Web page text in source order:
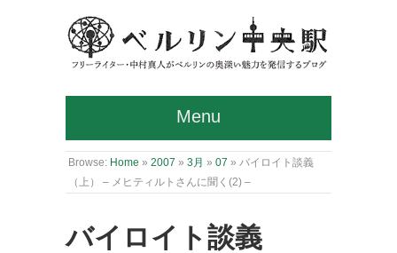
Menu
Browse: Home » 2007 » 3月 » 07 » バイロイト談義
（上） – メヒティルトさんに聞く(2) –
バイロイト談義